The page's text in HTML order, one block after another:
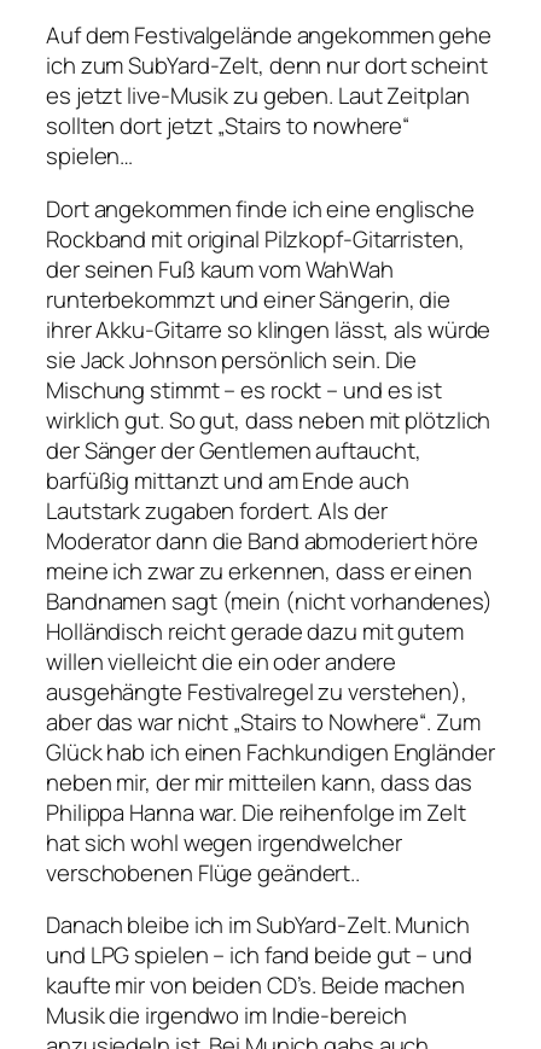
Auf dem Festivalgelände angekommen gehe
ich zum SubYard-Zelt, denn nur dort scheint
es jetzt live-Musik zu geben. Laut Zeitplan
sollten dort jetzt „Stairs to nowhere“
spielen…
Dort angekommen finde ich eine englische
Rockband mit original Pilzkopf-Gitarristen,
der seinen Fuß kaum vom WahWah
runterbekommzt und einer Sängerin, die
ihrer Akku-Gitarre so klingen lässt, als würde
sie Jack Johnson persönlich sein. Die
Mischung stimmt – es rockt – und es ist
wirklich gut. So gut, dass neben mit plötzlich
der Sänger der Gentlemen auftaucht,
barfüßig mittanzt und am Ende auch
Lautstark zugaben fordert. Als der
Moderator dann die Band abmoderiert höre
meine ich zwar zu erkennen, dass er einen
Bandnamen sagt (mein (nicht vorhandenes)
Holländisch reicht gerade dazu mit gutem
willen vielleicht die ein oder andere
ausgehängte Festivalregel zu verstehen),
aber das war nicht „Stairs to Nowhere“. Zum
Glück hab ich einen Fachkundigen Engländer
neben mir, der mir mitteilen kann, dass das
Philippa Hanna war. Die reihenfolge im Zelt
hat sich wohl wegen irgendwelcher
verschobenen Flüge geändert..
Danach bleibe ich im SubYard-Zelt. Munich
und LPG spielen – ich fand beide gut – und
kaufte mir von beiden CD’s. Beide machen
Musik die irgendwo im Indie-bereich